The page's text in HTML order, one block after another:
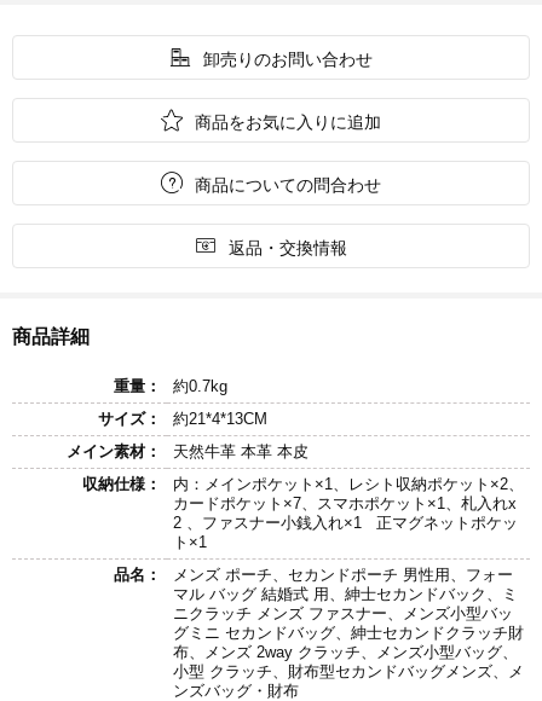
 卸売りのお問い合わせ
 商品をお気に入りに追加
 商品についての問合わせ
 返品・交換情報
商品詳細
重量：
約0.7kg
サイズ：
約21*4*13CM
メイン素材：
天然牛革 本革 本皮
収納仕様：
内：メインポケット×1、レシト収納ポケット×2、
カードポケット×7、スマホポケット×1、札入れx
2 、ファスナー小銭入れ×1 正マグネットポケッ
ト×1
品名：
メンズ ポーチ、セカンドポーチ 男性用、フォー
マル バッグ 結婚式 用、紳士セカンドバック、ミ
ニクラッチ メンズ ファスナー、メンズ小型バッ
グミニ セカンドバッグ、紳士セカンドクラッチ財
布、メンズ 2way クラッチ、メンズ小型バッグ、
小型 クラッチ、財布型セカンドバッグメンズ、メ
ンズバッグ・財布